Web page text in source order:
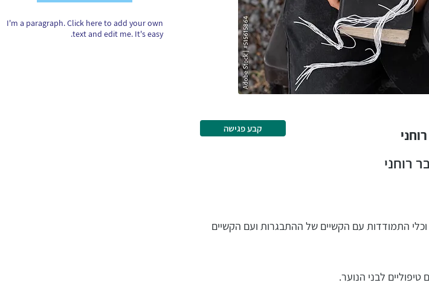
רוחני
וכלי התמודדות עם הקשיים של ההתבגרות ועם הקשיים
טיפוליים לבני הנוער.
קבע פגישה
I'm a paragraph. Click here to add your own
text and edit me. It's easy.